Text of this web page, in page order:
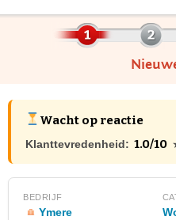
Wacht op reactie
Klanttevredenheid: 1.0/10
BEDRIJF
Ymere